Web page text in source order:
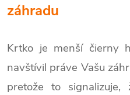
záhradu
Krtko je menší čierny
navštívil práve Vašu
pretože to